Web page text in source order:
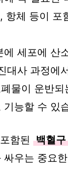
항체 등이 포
에 세포에 산
대사 과정에
물이 운반되
기능할 수 있
함된 백혈구
싸우는 중요